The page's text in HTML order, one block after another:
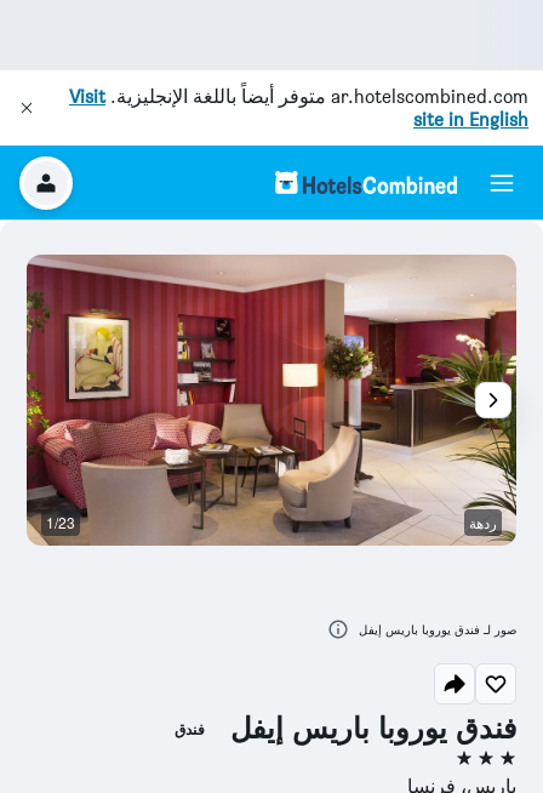
ar.hotelscombined.com متوفر أيضاً باللغة الإنجليزية.Visit
site in English
فندق يوروبا باريس إيفل فندق
3 نجوم
باريس، فرنسا
ردهة 1/23
صور لـ فندق يوروبا باريس إيفل